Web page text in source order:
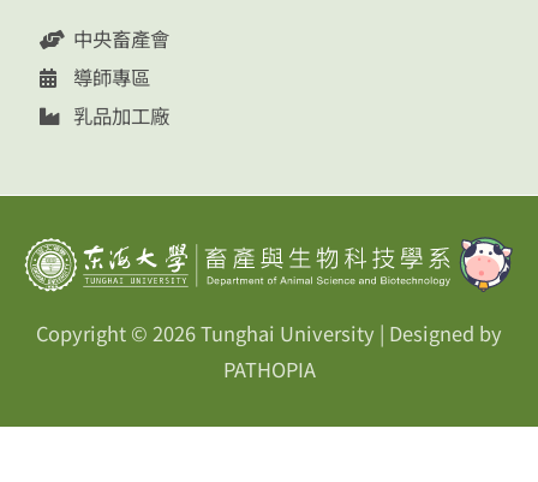
中央畜產會
導師專區
乳品加工廠
Copyright © 2026Tunghai University | Designed by
PATHOPIA